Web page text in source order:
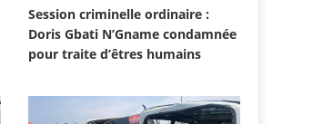
Session criminelle ordinaire :
Doris Gbati N’Gname condamnée
pour traite d’êtres humains